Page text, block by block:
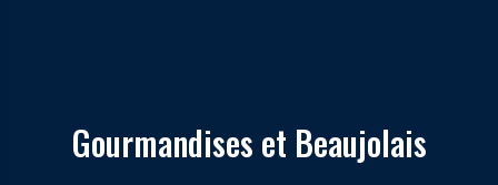
Gourmandises et Beaujolais